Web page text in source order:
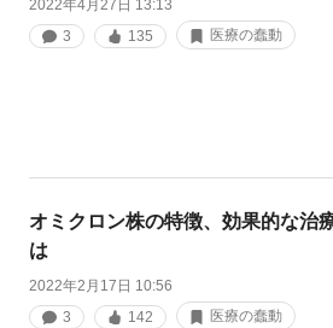
2022年4月27日 13:13
3
135 医療の蠢動
オミクロン株の特徴、効果的な治
は
2022年2月17日 10:56
3
142 医療の蠢動